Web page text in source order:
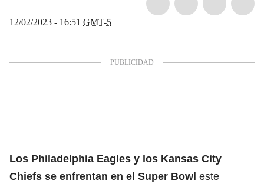
12/02/2023 - 16:51 GMT-5
Los Philadelphia Eagles y los Kansas City
Chiefs se enfrentan en el Super Bowl este